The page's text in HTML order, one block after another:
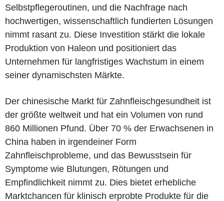
Selbstpflegeroutinen, und die Nachfrage nach
hochwertigen, wissenschaftlich fundierten Lösungen
nimmt rasant zu. Diese Investition stärkt die lokale
Produktion von Haleon und positioniert das
Unternehmen für langfristiges Wachstum in einem
seiner dynamischsten Märkte.
Der chinesische Markt für Zahnfleischgesundheit ist
der größte weltweit und hat ein Volumen von rund
860 Millionen Pfund. Über 70 % der Erwachsenen in
China haben in irgendeiner Form
Zahnfleischprobleme, und das Bewusstsein für
Symptome wie Blutungen, Rötungen und
Empfindlichkeit nimmt zu. Dies bietet erhebliche
Marktchancen für klinisch erprobte Produkte für die